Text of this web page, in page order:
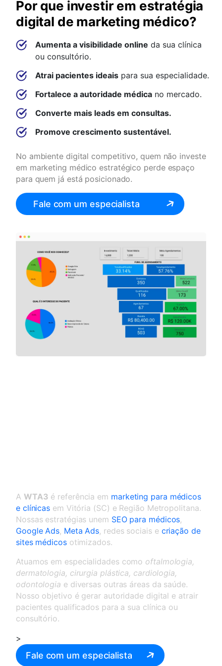
Por que investir em estratégia
digital de marketing médico?
Aumenta a visibilidade online da sua clínica
ou consultório.
Atrai pacientes ideais para sua especialidade.
Fortalece a autoridade médica no mercado.
Converte mais leads em consultas.
Promove crescimento sustentável.
No ambiente digital competitivo, quem não investe
em marketing médico estratégico perde espaço
para quem já está posicionado.
Fale com um especialista
A WTA3 é referência em marketing para médicos
e clínicas em Vitória (SC) e Região Metropolitana.
Nossas estratégias unem SEO para médicos,
Google Ads, Meta Ads, redes sociais e criação de
sites médicosotimizados.
Atuamos em especialidades como oftalmologia,
dermatologia, cirurgia plástica, cardiologia,
odontologia e diversas outras áreas da saúde.
Nosso objetivo é gerar autoridade digital e atrair
pacientes qualificados para a sua clínica ou
consultório.
>
Fale com um especialista